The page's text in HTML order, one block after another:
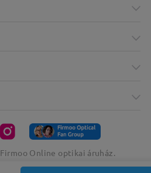
Firmoo Online optikai áruház.